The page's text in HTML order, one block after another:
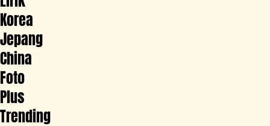
Korea
Jepang
China
Foto
Plus
Trending